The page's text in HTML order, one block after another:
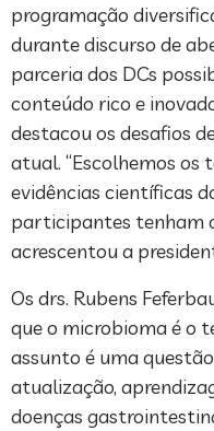
programação
durante discurso de
parceria dos DCs
conteúdo rico e
destacou os desafios
atual. “Escolhemos os
evidências científicas
participantes tenham
acrescentou a
Os drs. Rubens
que o microbioma é o
assunto é uma
atualização,
doenças